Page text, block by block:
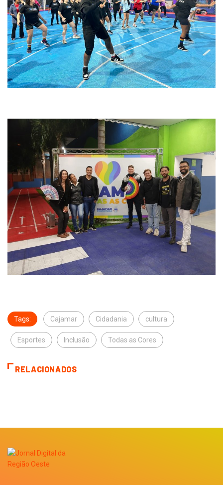
Tags: Cajamar Cidadania cultura
Esportes Inclusão Todas as Cores
RELACIONADOS